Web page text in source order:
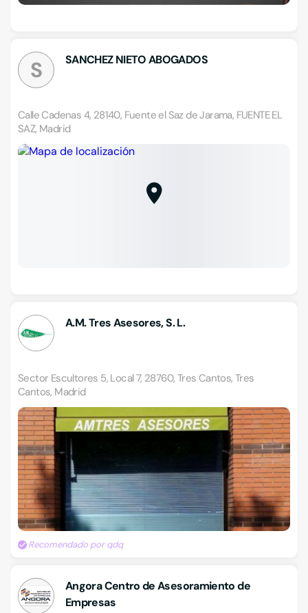
S SANCHEZ NIETO ABOGADOS
Calle Cadenas 4, 28140, Fuente el Saz de Jarama, FUENTE EL
SAZ, Madrid
A.M. Tres Asesores, S. L.
Sector Escultores 5, Local 7, 28760, Tres Cantos, Tres
Cantos, Madrid
Recomendado por qdq
Angora Centro de Asesoramiento de
Empresas